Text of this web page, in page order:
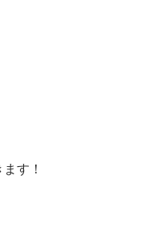
す！